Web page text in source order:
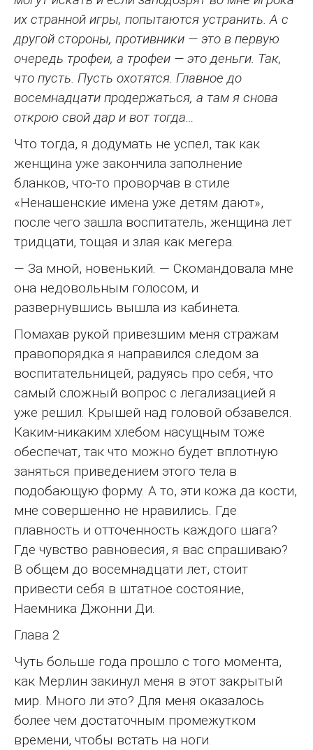
их странной игры, попытаются устранить. А с
другой стороны, противники — это в первую
очередь трофеи, а трофеи — это деньги. Так,
что пусть. Пусть охотятся. Главное до
восемнадцати продержаться, а там я снова
открою свой дар и вот тогда…
Что тогда, я додумать не успел, так как
женщина уже закончила заполнение
бланков, что-то проворчав в стиле
«Ненашенские имена уже детям дают»,
после чего зашла воспитатель, женщина лет
тридцати, тощая и злая как мегера.
— За мной, новенький. — Скомандовала мне
она недовольным голосом, и
развернувшись вышла из кабинета.
Помахав рукой привезшим меня стражам
правопорядка я направился следом за
воспитательницей, радуясь про себя, что
самый сложный вопрос с легализацией я
уже решил. Крышей над головой обзавелся.
Каким-никаким хлебом насущным тоже
обеспечат, так что можно будет вплотную
заняться приведением этого тела в
подобающую форму. А то, эти кожа да кости,
мне совершенно не нравились. Где
плавность и отточенность каждого шага?
Где чувство равновесия, я вас спрашиваю?
В общем до восемнадцати лет, стоит
привести себя в штатное состояние,
Наемника Джонни Ди.
Глава 2
Чуть больше года прошло с того момента,
как Мерлин закинул меня в этот закрытый
мир. Много ли это? Для меня оказалось
более чем достаточным промежутком
времени, чтобы встать на ноги.